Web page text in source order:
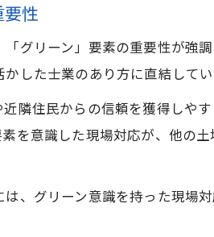
性
グリーン」要素の重要性が強
した士業のあり方に直結してい
隣住民からの信頼を獲得しや
を意識した現場対応が、他の
、グリーン意識を持った現場